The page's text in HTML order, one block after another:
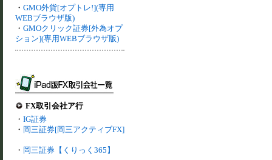
・ GMO外貨[オプトレ!](専用
WEBブラウザ版)
・ GMOクリック証券[外為オプ
ション](専用WEBブラウザ版)
FX取引会社ア行
・ IG証券
・ 岡三証券[岡三アクティブFX]
・ 岡三証券【くりっく365】